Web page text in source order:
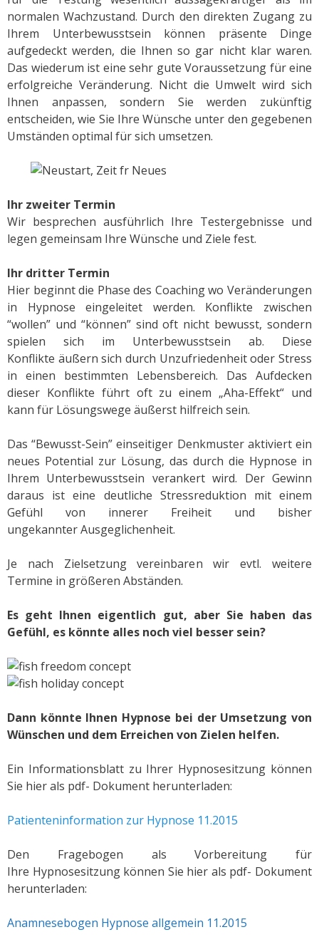
normalen Wachzustand. Durch den direkten Zugang zu
Ihrem Unterbewusstsein können präsente Dinge
aufgedeckt werden, die Ihnen so gar nicht klar waren.
Das wiederum ist eine sehr gute Voraussetzung für eine
erfolgreiche Veränderung. Nicht die Umwelt wird sich
Ihnen anpassen, sondern Sie werden zukünftig
entscheiden, wie Sie Ihre Wünsche unter den gegebenen
Umständen optimal für sich umsetzen.
Ihr zweiter Termin
Wir besprechen ausführlich Ihre Testergebnisse und
legen gemeinsam Ihre Wünsche und Ziele fest.
Ihr dritter Termin
Hier beginnt die Phase des Coaching wo Veränderungen
in Hypnose eingeleitet werden. Konflikte zwischen
“wollen” und “können” sind oft nicht bewusst, sondern
spielen sich im Unterbewusstsein ab. Diese
Konflikte äußern sich durch Unzufriedenheit oder Stress
in einen bestimmten Lebensbereich. Das Aufdecken
dieser Konflikte führt oft zu einem „Aha-Effekt“ und
kann für Lösungswege äußerst hilfreich sein.
Das “Bewusst-Sein” einseitiger Denkmuster aktiviert ein
neues Potential zur Lösung, das durch die Hypnose in
Ihrem Unterbewusstsein verankert wird. Der Gewinn
daraus ist eine deutliche Stressreduktion mit einem
Gefühl von innerer Freiheit und bisher
ungekannter Ausgeglichenheit.
Je nach Zielsetzung vereinbaren wir evtl. weitere
Termine in größeren Abständen.
Es geht Ihnen eigentlich gut, aber Sie haben das
Gefühl, es könnte alles noch viel besser sein?
Dann könnte Ihnen Hypnose bei der Umsetzung von
Wünschen und dem Erreichen von Zielen helfen.
Ein Informationsblatt zu Ihrer Hypnosesitzung können
Sie hier als pdf- Dokument herunterladen:
Patienteninformation zur Hypnose 11.2015
Den Fragebogen als Vorbereitung für
Ihre Hypnosesitzung können Sie hier als pdf- Dokument
herunterladen:
Anamnesebogen Hypnose allgemein 11.2015